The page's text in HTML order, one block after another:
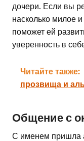
дочери. Если вы
насколько милое
поможет ей
уверенность в
Читайте также:
прозвища и
Общение с
С именем пришла